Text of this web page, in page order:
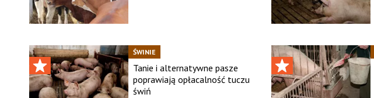
ŚWINIE
Tanie i alternatywne pasze
poprawiają opłacalność tuczu
świń